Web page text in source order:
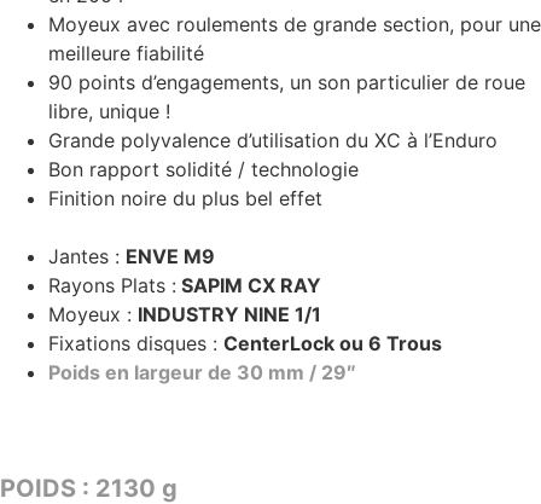
Moyeux avec roulements de grande section, pour une
meilleure fiabilité
90 points d’engagements, un son particulier de roue
libre, unique !
Grande polyvalence d’utilisation du XC à l’Enduro
Bon rapport solidité / technologie
Finition noire du plus bel effet
Jantes : ENVE M9
Rayons Plats : SAPIM CX RAY
Moyeux : INDUSTRY NINE 1/1
Fixations disques : CenterLock ou 6 Trous
Poids en largeur de 30 mm / 29″
POIDS : 2130 g